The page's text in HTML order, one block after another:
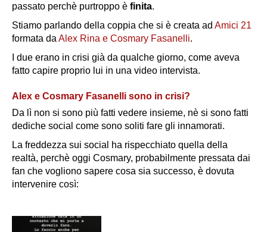
passato perchè purtroppo è finita.
Stiamo parlando della coppia che si è creata ad Amici 21
formata da Alex Rina e Cosmary Fasanelli.
I due erano in crisi già da qualche giorno, come aveva
fatto capire proprio lui in una video intervista.
Alex e Cosmary Fasanelli sono in crisi?
Da lì non si sono più fatti vedere insieme, nè si sono fatti
dediche social come sono soliti fare gli innamorati.
La freddezza sui social ha rispecchiato quella della
realtà, perchè oggi Cosmary, probabilmente pressata dai
fan che vogliono sapere cosa sia successo, è dovuta
intervenire così: